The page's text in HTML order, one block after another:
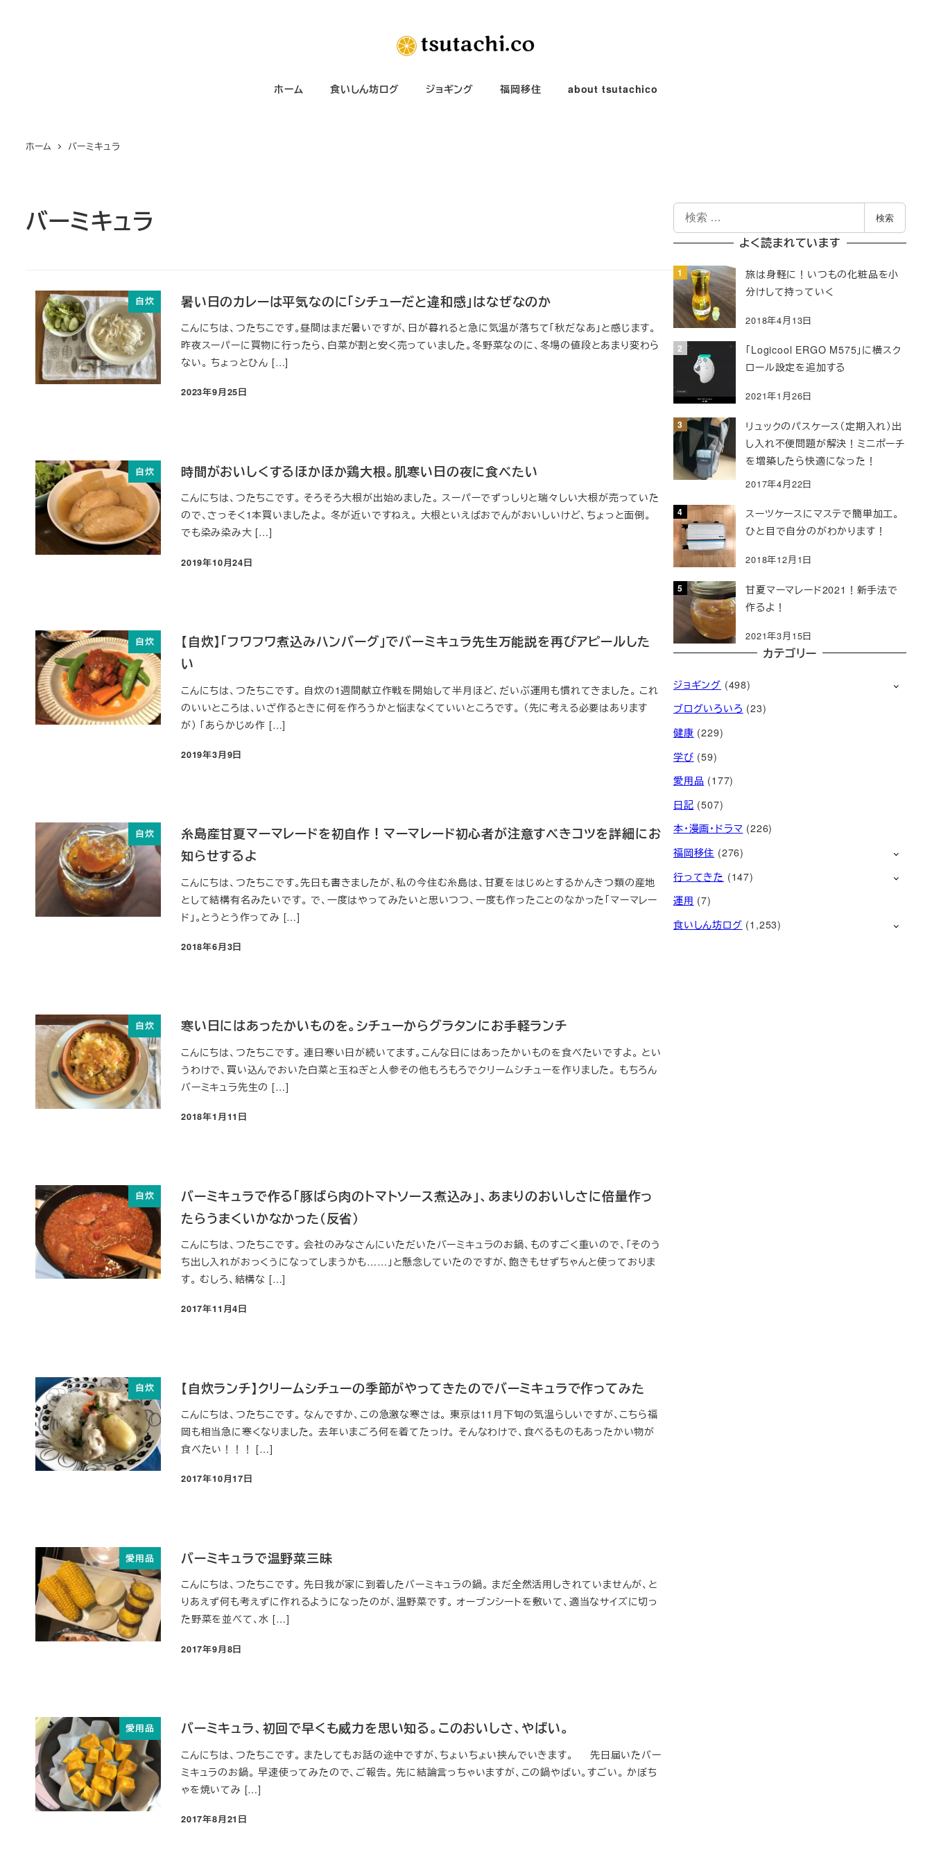
ホーム 食いしん坊ログ ジョギング 福岡移住 about tsutachico
ホーム バーミキュラ
バーミキュラ
自炊 暑い日のカレーは平気なのに「シチューだと違和感」はなぜなのか
こんにちは、つたちこです。昼間はまだ暑いですが、日が暮れると急に気温が落ちて「秋だなあ」と感じます。
昨夜スーパーに買物に行ったら、白菜が割と安く売っていました。冬野菜なのに、冬場の値段とあまり変わら
ない。 ちょっとひん […]
投稿日
2023年9月25日
自炊 時間がおいしくするほかほか鶏大根。肌寒い日の夜に食べたい
こんにちは、つたちこです。 そろそろ大根が出始めました。 スーパーでずっしりと瑞々しい大根が売っていた
ので、さっそく1本買いましたよ。 冬が近いですねえ。 大根といえばおでんがおいしいけど、ちょっと面倒。
でも染み染み大 […]
投稿日
2019年10月24日
自炊
【自炊】「フワフワ煮込みハンバーグ」でバーミキュラ先生万能説を再びアピールした
い
こんにちは、つたちこです。 自炊の1週間献立作戦を開始して半月ほど、だいぶ運用も慣れてきました。 これ
のいいところは、いざ作るときに何を作ろうかと悩まなくていいところです。 （先に考える必要はあります
が） 「あらかじめ作 […]
投稿日
2019年3月9日
自炊
糸島産甘夏マーマレードを初自作！マーマレード初心者が注意すべきコツを詳細にお
知らせするよ
こんにちは、つたちこです。先日も書きましたが、私の今住む糸島は、甘夏をはじめとするかんきつ類の産地
として結構有名みたいです。 で、一度はやってみたいと思いつつ、一度も作ったことのなかった「マーマレー
ド」。とうとう作ってみ […]
投稿日
2018年6月3日
自炊 寒い日にはあったかいものを。シチューからグラタンにお手軽ランチ
こんにちは、つたちこです。 連日寒い日が続いてます。こんな日にはあったかいものを食べたいですよ。 とい
うわけで、買い込んでおいた白菜と玉ねぎと人参その他もろもろでクリームシチューを作りました。 もちろん
バーミキュラ先生の […]
投稿日
2018年1月11日
自炊
バーミキュラで作る「豚ばら肉のトマトソース煮込み」、あまりのおいしさに倍量作っ
たらうまくいかなかった（反省）
こんにちは、つたちこです。 会社のみなさんにいただいたバーミキュラのお鍋、ものすごく重いので、「そのう
ち出し入れがおっくうになってしまうかも……」と懸念していたのですが、飽きもせずちゃんと使っておりま
す。 むしろ、結構な […]
投稿日
2017年11月4日
自炊 【自炊ランチ】クリームシチューの季節がやってきたのでバーミキュラで作ってみた
こんにちは、つたちこです。 なんですか、この急激な寒さは。 東京は11月下旬の気温らしいですが、こちら福
岡も相当急に寒くなりました。 去年いまごろ何を着てたっけ。 そんなわけで、食べるものもあったかい物が
食べたい！！！ […]
投稿日
2017年10月17日
愛用品 バーミキュラで温野菜三昧
こんにちは、つたちこです。 先日我が家に到着したバーミキュラの鍋。 まだ全然活用しきれていませんが、と
りあえず何も考えずに作れるようになったのが、温野菜です。 オーブンシートを敷いて、適当なサイズに切っ
た野菜を並べて、水 […]
投稿日
2017年9月8日
愛用品 バーミキュラ、初回で早くも威力を思い知る。このおいしさ、やばい。
こんにちは、つたちこです。 またしてもお話の途中ですが、ちょいちょい挟んでいきます。 先日届いたバー
ミキュラのお鍋。 早速使ってみたので、ご報告。 先に結論言っちゃいますが、この鍋やばい。すごい。 かぼち
ゃを焼いてみ […]
投稿日
2017年8月21日
索
検索
よく読まれています
旅は身軽に！いつもの化粧品を小
分けして持っていく
2018年4月13日
「Logicool ERGO M575」に横スク
ロール設定を追加する
2021年1月26日
リュックのパスケース（定期入れ）出
し入れ不便問題が解決！ミニポーチ
を増築したら快適になった！
2017年4月22日
スーツケースにマステで簡単加工。
ひと目で自分のがわかります！
2018年12月1日
甘夏マーマレード2021！新手法で
作るよ！
2021年3月15日
カテゴリー
ジョギング (498)
ブログいろいろ (23)
健康 (229)
学び (59)
愛用品 (177)
日記 (507)
本・漫画・ドラマ (226)
福岡移住 (276)
行ってきた (147)
運用 (7)
食いしん坊ログ (1,253)